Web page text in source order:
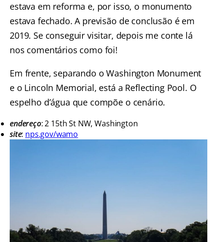
estava em reforma e, por isso, o monumento
estava fechado. A previsão de conclusão é em
2019. Se conseguir visitar, depois me conte lá
nos comentários como foi!
Em frente, separando o Washington Monument
e o Lincoln Memorial, está a Reflecting Pool. O
espelho d’água que compõe o cenário.
endereço: 2 15th St NW, Washington
site: nps.gov/wamo